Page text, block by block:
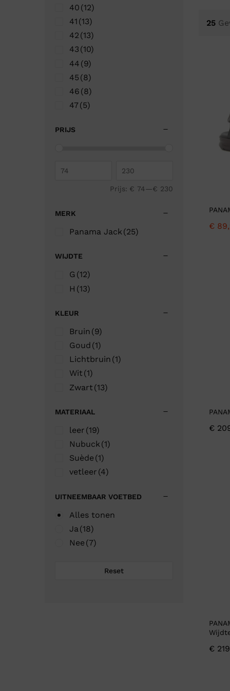
Verbandschoenen (externe website)
25
€
€
€
40 (12)
41 (13)
42 (13)
43 (10)
44 (9)
45 (8)
46 (8)
47(5)
PRIJS
Prijs: € 74—€ 230
MERK
Panama Jack(25)
WIJDTE
G (12)
H (13)
KLEUR
Bruin (9)
Goud (1)
Lichtbruin (1)
Wit (1)
Zwart (13)
MATERIAAL
leer (19)
Nubuck(1)
Suède (1)
vetleer (4)
UITNEEMBAAR VOETBED
Alles tonen
Ja (18)
Nee (7)
Reset